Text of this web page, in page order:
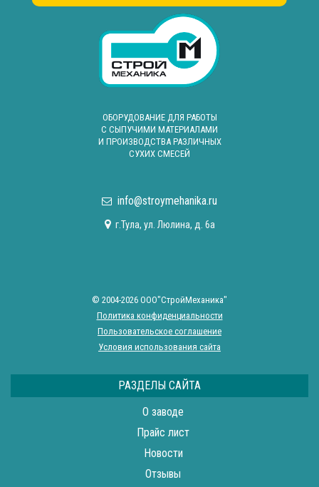
ОБОРУДОВАНИЕ ДЛЯ РАБОТЫ
С СЫПУЧИМИ МАТЕРИАЛАМИ
И ПРОИЗВОДСТВА РАЗЛИЧНЫХ
СУХИХ СМЕСЕЙ
info@stroymehanika.ru
г.Тула, ул. Люлина, д. 6а
© 2004-2026 ООО"СтройМеханика"
Политика конфиденциальности
Пользовательское соглашение
Условия использования сайта
РАЗДЕЛЫ САЙТА
О заводе
Прайс лист
Новости
Отзывы